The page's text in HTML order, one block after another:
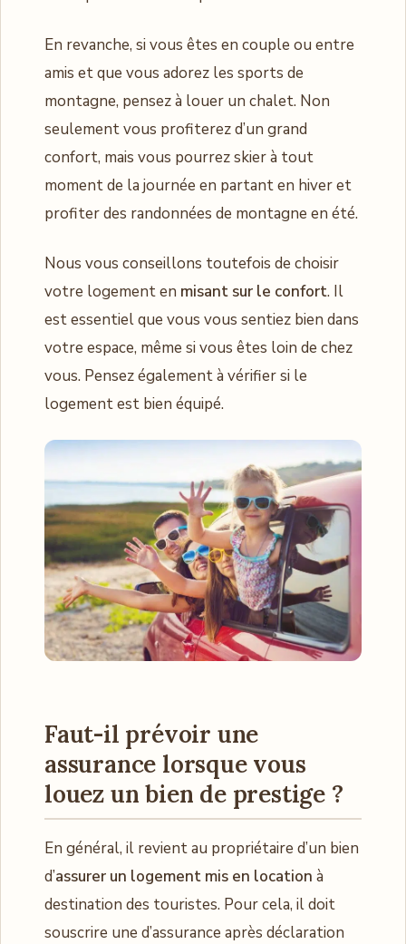
En revanche, si vous êtes en couple ou entre
amis et que vous adorez les sports de
montagne, pensez à louer un chalet. Non
seulement vous profiterez d’un grand
confort, mais vous pourrez skier à tout
moment de la journée en partant en hiver et
profiter des randonnées de montagne en été.
Nous vous conseillons toutefois de choisir
votre logement en misant sur le confort. Il
est essentiel que vous vous sentiez bien dans
votre espace, même si vous êtes loin de chez
vous. Pensez également à vérifier si le
logement est bien équipé.
Faut-il prévoir une
assurance lorsque vous
louez un bien de prestige ?
En général, il revient au propriétaire d’un bien
d’assurer un logement mis en location à
destination des touristes. Pour cela, il doit
souscrire une d’assurance après déclaration